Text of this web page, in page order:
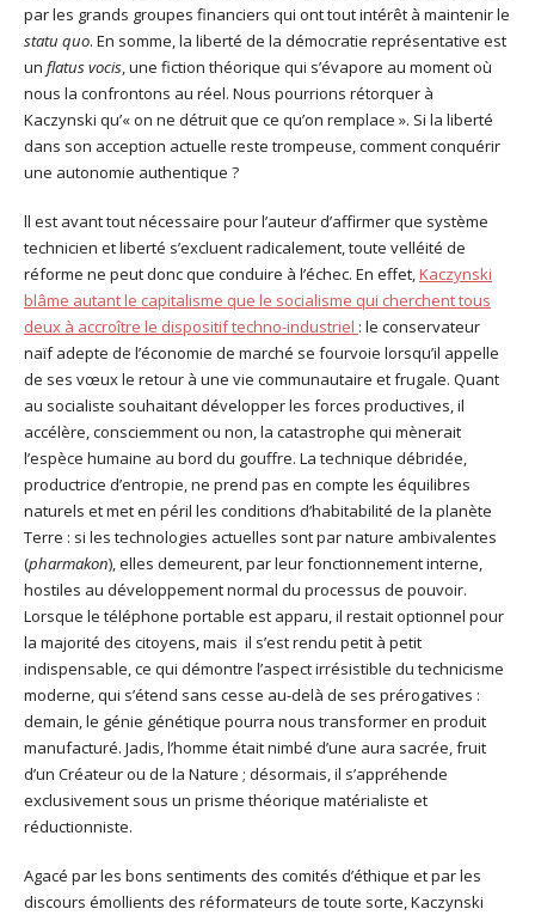
par les grands groupes financiers qui ont tout intérêt à maintenir le
statu quo. En somme, la liberté de la démocratie représentative est
un flatus vocis, une fiction théorique qui s’évapore au moment où
nous la confrontons au réel. Nous pourrions rétorquer à
Kaczynski qu’« on ne détruit que ce qu’on remplace ». Si la liberté
dans son acception actuelle reste trompeuse, comment conquérir
une autonomie authentique ?
ll est avant tout nécessaire pour l’auteur d’affirmer que système
technicien et liberté s’excluent radicalement, toute velléité de
réforme ne peut donc que conduire à l’échec. En effet,Kaczynski
blâme autant le capitalisme que le socialisme qui cherchent tous
deux à accroître le dispositif techno-industriel : le conservateur
naïf adepte de l’économie de marché se fourvoie lorsqu’il appelle
de ses vœux le retour à une vie communautaire et frugale. Quant
au socialiste souhaitant développer les forces productives, il
accélère, consciemment ou non, la catastrophe qui mènerait
l’espèce humaine au bord du gouffre. La technique débridée,
productrice d’entropie, ne prend pas en compte les équilibres
naturels et met en péril les conditions d’habitabilité de la planète
Terre : si les technologies actuelles sont par nature ambivalentes
(pharmakon), elles demeurent, par leur fonctionnement interne,
hostiles au développement normal du processus de pouvoir.
Lorsque le téléphone portable est apparu, il restait optionnel pour
la majorité des citoyens, mais il s’est rendu petit à petit
indispensable, ce qui démontre l’aspect irrésistible du technicisme
moderne, qui s’étend sans cesse au-delà de ses prérogatives :
demain, le génie génétique pourra nous transformer en produit
manufacturé. Jadis, l’homme était nimbé d’une aura sacrée, fruit
d’un Créateur ou de la Nature ; désormais, il s’appréhende
exclusivement sous un prisme théorique matérialiste et
réductionniste.
Agacé par les bons sentiments des comités d’éthique et par les
discours émollients des réformateurs de toute sorte, Kaczynski